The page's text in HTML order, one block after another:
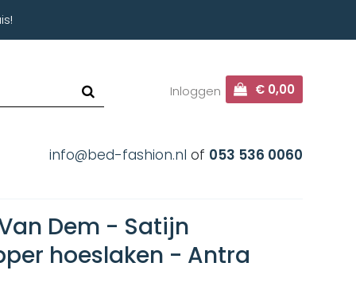
Inloggen € 0,00
info@bed-fashion.nl of 053 536 0060
Dem - Satijn
hoeslaken - Antra